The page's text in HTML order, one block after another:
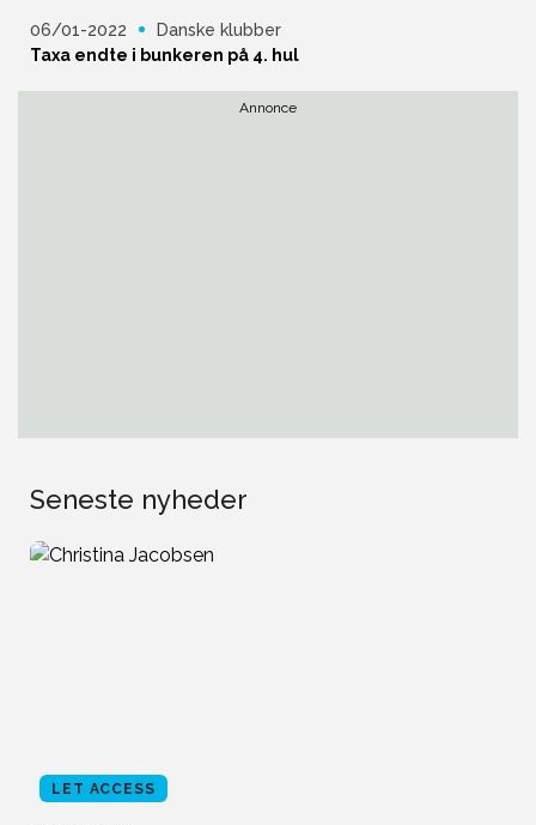
06/01-2022
Danske klubber
Taxa endte i bunkeren på 4. hul
Annonce
Seneste nyheder
LET ACCESS